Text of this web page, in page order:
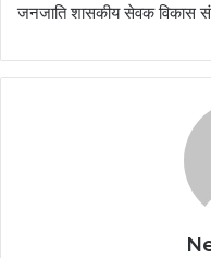
जनजाति शासकीय सेवक विकास